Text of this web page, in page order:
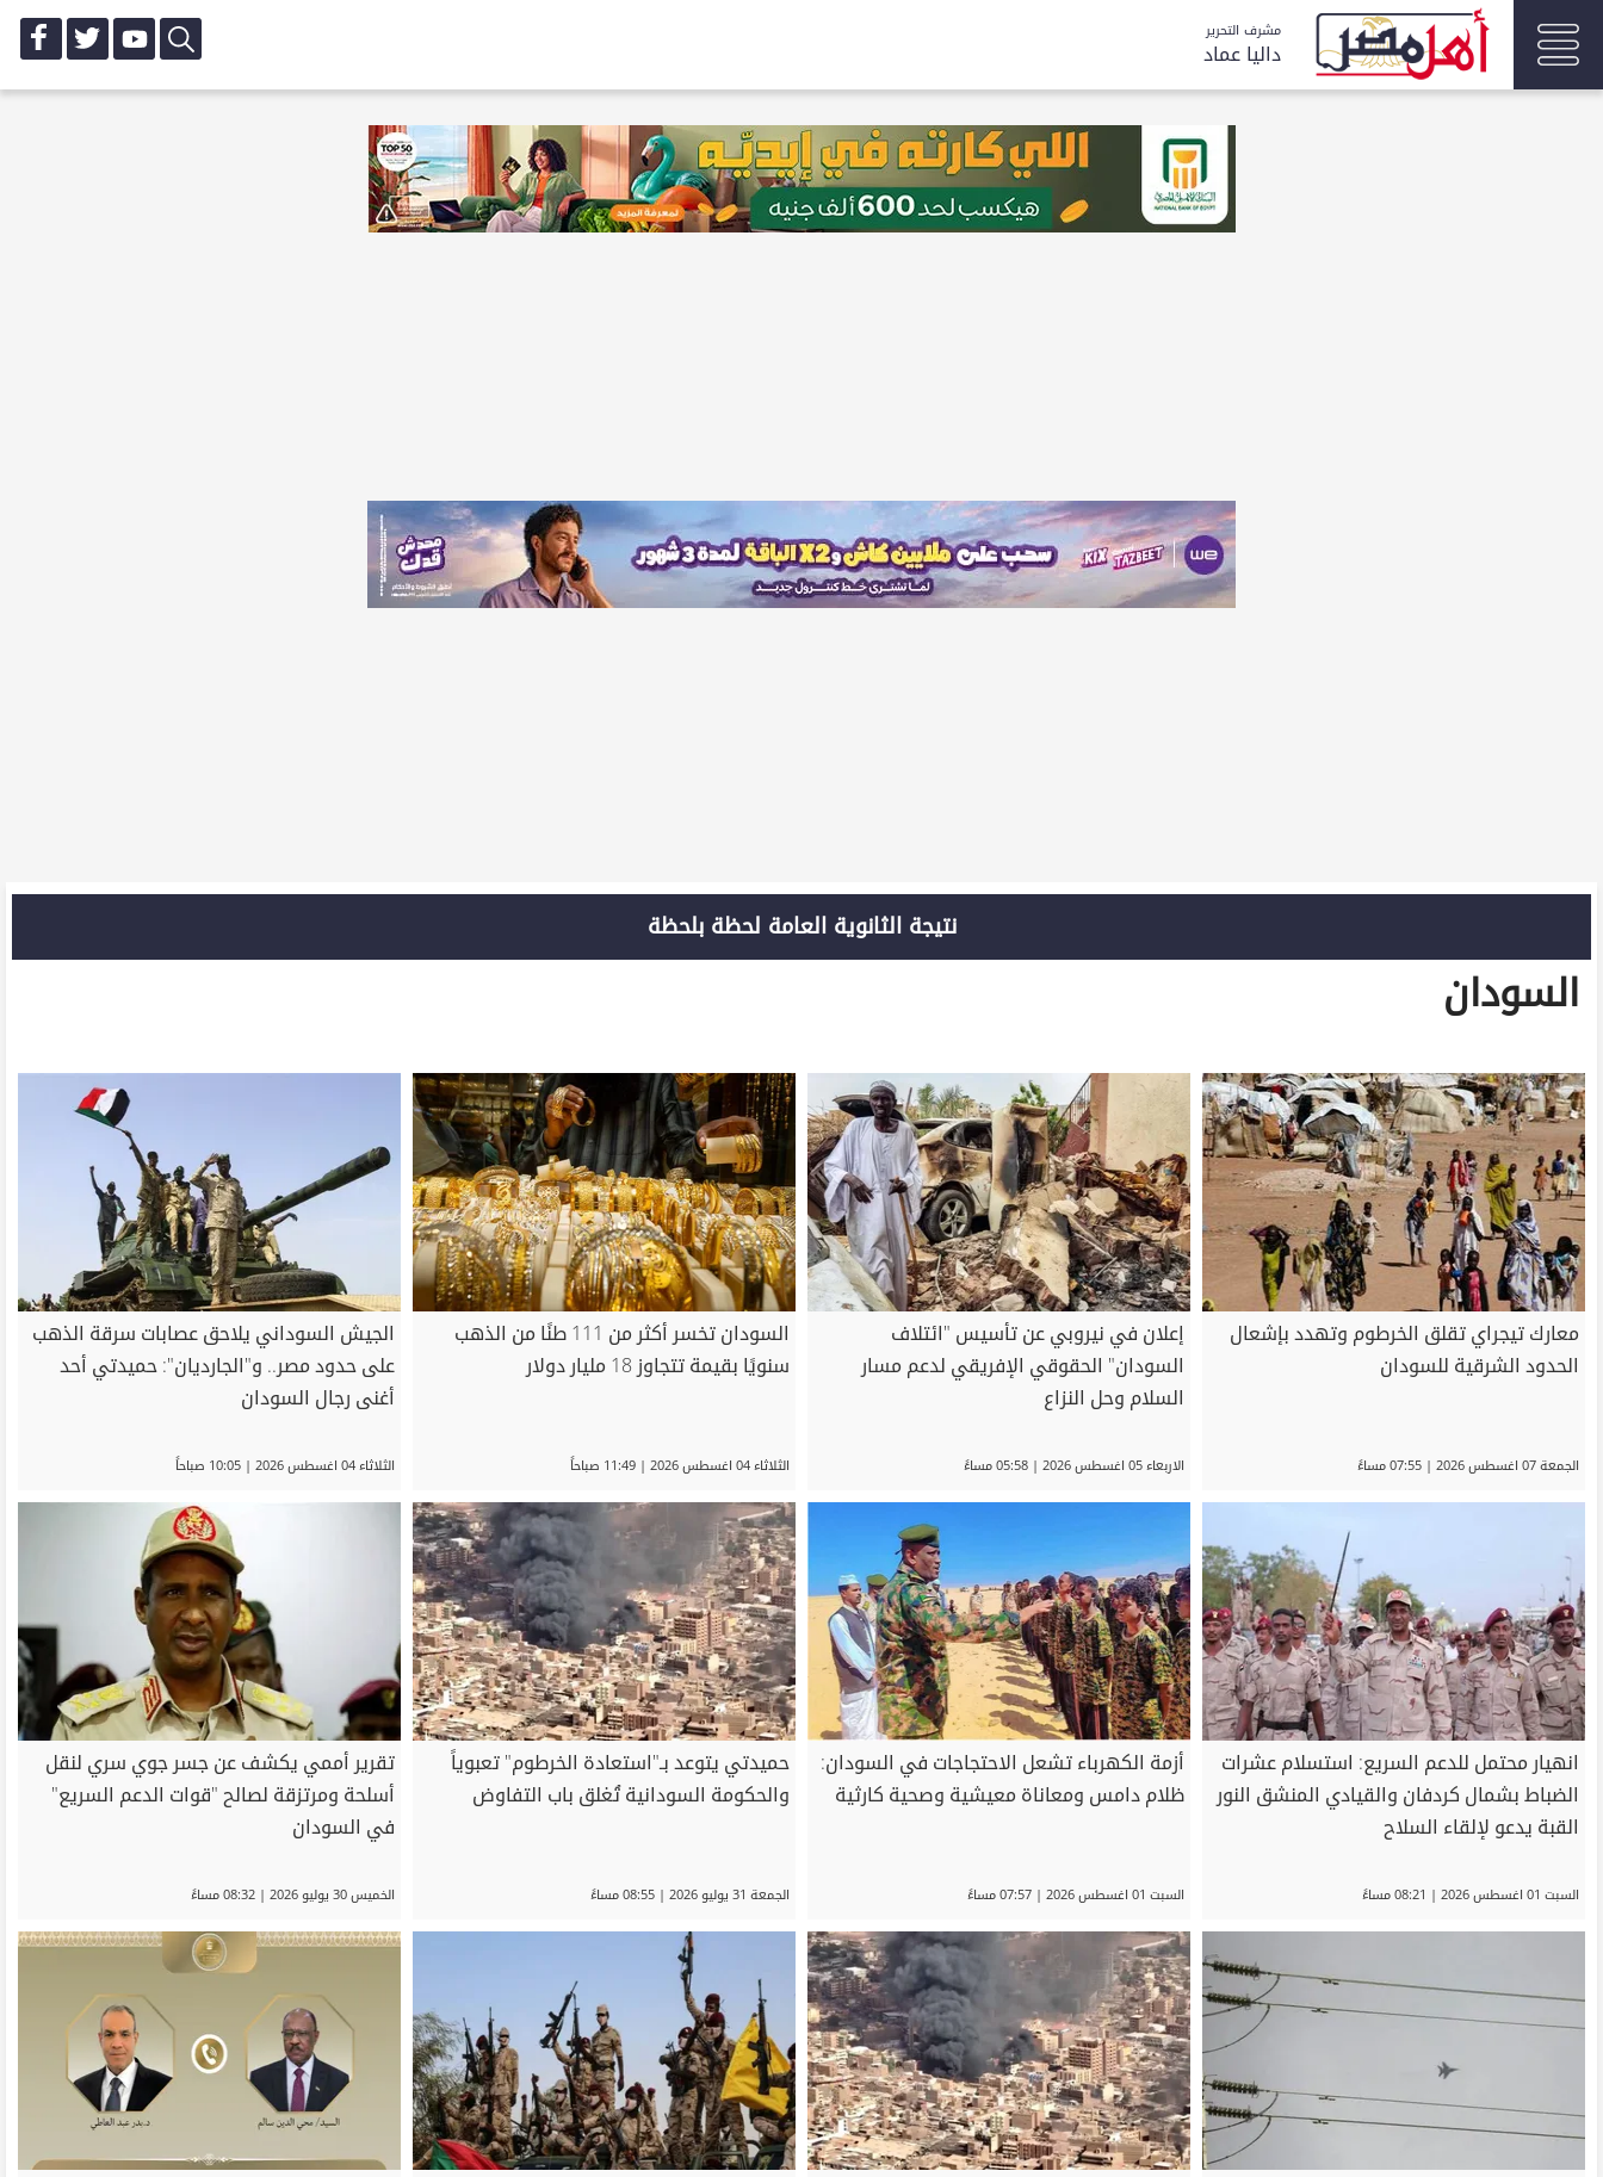
مشرف التحرير
داليا عماد
نتيجة الثانوية العامة لحظة بلحظة
السودان
معارك تيجراي تقلق الخرطوم وتهدد بإشعال
الحدود الشرقية للسودان
الجمعة 07 اغسطس 2026 | 07:55 مساءً
إعلان في نيروبي عن تأسيس "ائتلاف
السودان" الحقوقي الإفريقي لدعم مسار
السلام وحل النزاع
الاربعاء 05 اغسطس 2026 | 05:58 مساءً
السودان تخسر أكثر من 111 طنًا من الذهب
سنويًا بقيمة تتجاوز 18 مليار دولار
الثلاثاء 04 اغسطس 2026 | 11:49 صباحاً
الجيش السوداني يلاحق عصابات سرقة الذهب
على حدود مصر.. و"الجارديان": حميدتي أحد
أغنى رجال السودان
الثلاثاء 04 اغسطس 2026 | 10:05 صباحاً
انهيار محتمل للدعم السريع: استسلام عشرات
الضباط بشمال كردفان والقيادي المنشق النور
القبة يدعو لإلقاء السلاح
السبت 01 اغسطس 2026 | 08:21 مساءً
أزمة الكهرباء تشعل الاحتجاجات في السودان:
ظلام دامس ومعاناة معيشية وصحية كارثية
السبت 01 اغسطس 2026 | 07:57 مساءً
حميدتي يتوعد بـ"استعادة الخرطوم" تعبوياً
والحكومة السودانية تُغلق باب التفاوض
الجمعة 31 يوليو 2026 | 08:55 مساءً
تقرير أممي يكشف عن جسر جوي سري لنقل
أسلحة ومرتزقة لصالح "قوات الدعم السريع"
في السودان
الخميس 30 يوليو 2026 | 08:32 مساءً